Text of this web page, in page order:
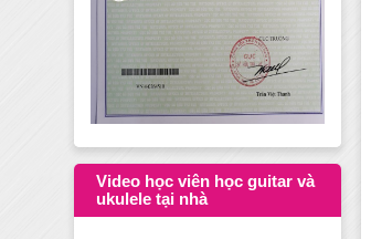
Video học viên học guitar và
ukulele tại nhà